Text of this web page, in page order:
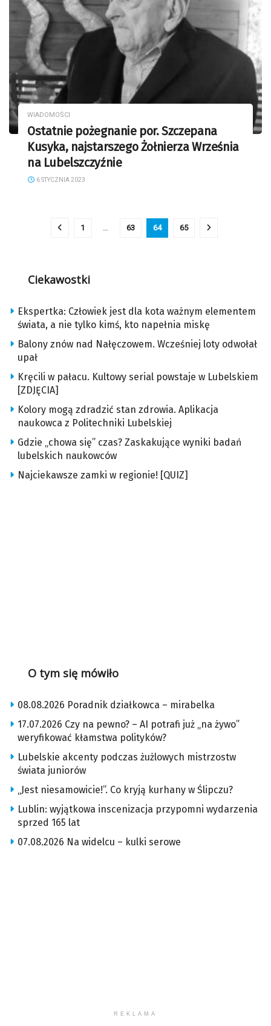
WIADOMOŚCI
Ostatnie pożegnanie por. Szczepana
Kusyka, najstarszego Żołnierza Września
na Lubelszczyźnie
6 STYCZNIA 2023
1 … 63 64 65
Ciekawostki
Ekspertka: Człowiek jest dla kota ważnym elementem
świata, a nie tylko kimś, kto napełnia miskę
Balony znów nad Nałęczowem. Wcześniej loty odwołał
upał
Kręcili w pałacu. Kultowy serial powstaje w Lubelskiem
[ZDJĘCIA]
Kolory mogą zdradzić stan zdrowia. Aplikacja
naukowca z Politechniki Lubelskiej
Gdzie „chowa się” czas? Zaskakujące wyniki badań
lubelskich naukowców
Najciekawsze zamki w regionie! [QUIZ]
O tym się mówiło
08.08.2026 Poradnik działkowca – mirabelka
17.07.2026 Czy na pewno? – AI potrafi już „na żywo”
weryfikować kłamstwa polityków?
Lubelskie akcenty podczas żużlowych mistrzostw
świata juniorów
„Jest niesamowicie!”. Co kryją kurhany w Ślipczu?
Lublin: wyjątkowa inscenizacja przypomni wydarzenia
sprzed 165 lat
07.08.2026 Na widelcu – kulki serowe
REKLAMA